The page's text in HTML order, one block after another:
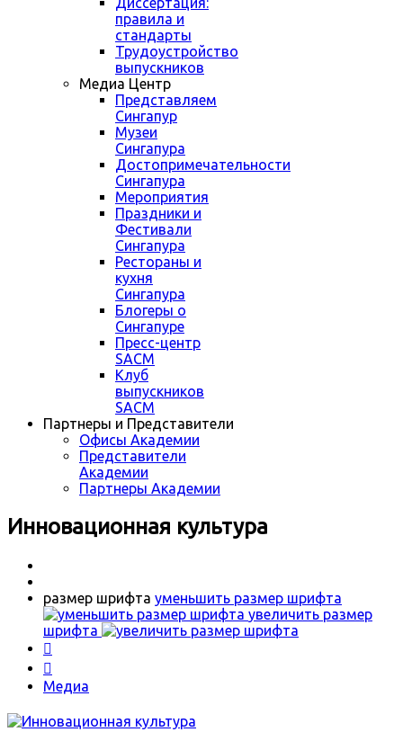
правила и
стандарты
Трудоустройство
выпускников
Медиа Центр
Представляем
Сингапур
Музеи
Сингапура
Достопримечательности
Сингапура
Мероприятия
Праздники и
Фестивали
Сингапура
Рестораны и
кухня
Сингапура
Блогеры о
Сингапуре
Пресс-центр
SACM
Клуб
выпускников
SACM
Партнеры и Представители
Офисы Академии
Представители
Академии
Партнеры Академии
Инновационная культура
размер шрифта уменьшить размер шрифта
увеличить размер
шрифта


Медиа